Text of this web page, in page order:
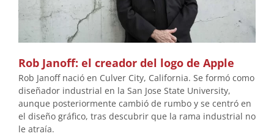
Rob Janoff: el creador del logo de Apple
Rob Janoff nació en Culver City, California. Se formó como
diseñador industrial en la San Jose State University,
aunque posteriormente cambió de rumbo y se centró en
el diseño gráfico, tras descubrir que la rama industrial no
le atraía.